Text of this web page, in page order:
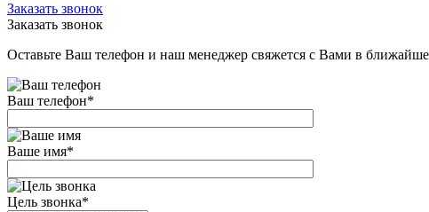
Заказать звонок
Заказать звонок
Оставьте Ваш телефон и наш менеджер свяжется с Вами в
Ваш телефон*
Ваше имя*
Цель звонка*